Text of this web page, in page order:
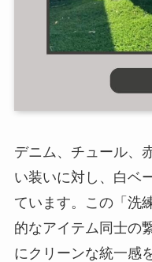
デニム、チュール、
い装いに対し、白ベ
ています。この「洗
的なアイテム同士の
にクリーンな統一感